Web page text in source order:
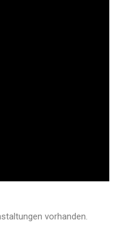
vorhanden.